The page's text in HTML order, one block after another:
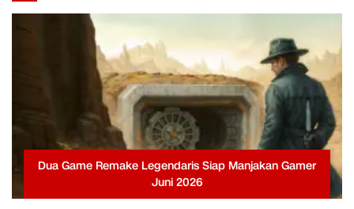
Dua Game Remake Legendaris Siap Manjakan Gamer
Juni 2026